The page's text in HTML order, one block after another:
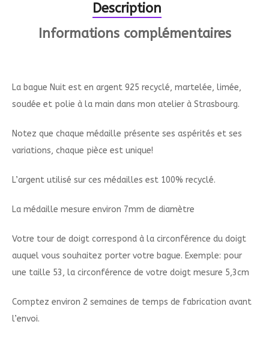
Description
Informations complémentaires
La bague Nuit est en argent 925 recyclé, martelée, limée,
soudée et polie à la main dans mon atelier à Strasbourg.
Notez que chaque médaille présente ses aspérités et ses
variations, chaque pièce est unique!
L’argent utilisé sur ces médailles est 100% recyclé.
La médaille mesure environ 7mm de diamètre
Votre tour de doigt correspond à la circonférence du doigt
auquel vous souhaitez porter votre bague. Exemple: pour
une taille 53, la circonférence de votre doigt mesure 5,3cm
Comptez environ 2 semaines de temps de fabrication avant
l’envoi.